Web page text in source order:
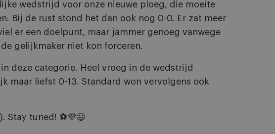
wedstrijd voor onze nieuwe ploeg, die moeite
Bij de rust stond het dan ook nog 0-0. Er zat meer
er een doelpunt, maar jammer genoeg vanwege
gelijkmaker niet kon forceren.
deze categorie. Heel vroeg in de wedstrijd
maar liefst 0-13. Standard won vervolgens ook
Stay tuned! ⚽️💜😃